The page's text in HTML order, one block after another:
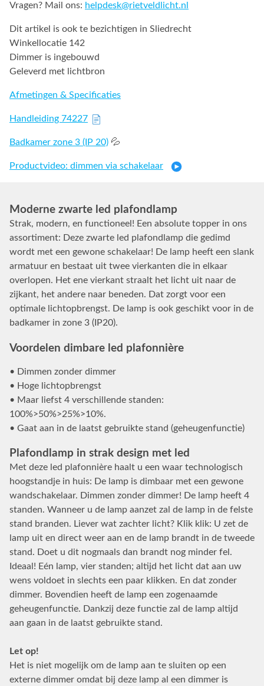
Vragen? Mail ons: helpdesk@rietveldlicht.nl
Dit artikel is ook te bezichtigen in Sliedrecht
Winkellocatie 142
Dimmer is ingebouwd
Geleverd met lichtbron
Afmetingen & Specificaties
Handleiding 74227
Badkamer zone 3 (IP 20) 💦
Productvideo: dimmen via schakelaar
Moderne zwarte led plafondlamp
Strak, modern, en functioneel! Een absolute topper in ons
assortiment: Deze zwarte led plafondlamp die gedimd
wordt met een gewone schakelaar! De lamp heeft een slank
armatuur en bestaat uit twee vierkanten die in elkaar
overlopen. Het ene vierkant straalt het licht uit naar de
zijkant, het andere naar beneden. Dat zorgt voor een
optimale lichtopbrengst. De lamp is ook geschikt voor in de
badkamer in zone 3 (IP20).
Voordelen dimbare led plafonnière
• Dimmen zonder dimmer
• Hoge lichtopbrengst
• Maar liefst 4 verschillende standen:
100%>50%>25%>10%.
• Gaat aan in de laatst gebruikte stand (geheugenfunctie)
Plafondlamp in strak design met led
Met deze led plafonnière haalt u een waar technologisch
hoogstandje in huis: De lamp is dimbaar met een gewone
wandschakelaar. Dimmen zonder dimmer! De lamp heeft 4
standen. Wanneer u de lamp aanzet zal de lamp in de felste
stand branden. Liever wat zachter licht? Klik klik: U zet de
lamp uit en direct weer aan en de lamp brandt in de tweede
stand. Doet u dit nogmaals dan brandt nog minder fel.
Ideaal! Eén lamp, vier standen; altijd het licht dat aan uw
wens voldoet in slechts een paar klikken. En dat zonder
dimmer. Bovendien heeft de lamp een zogenaamde
geheugenfunctie. Dankzij deze functie zal de lamp altijd
aan gaan in de laatst gebruikte stand.
Let op!
Het is niet mogelijk om de lamp aan te sluiten op een
externe dimmer omdat bij deze lamp al een dimmer is